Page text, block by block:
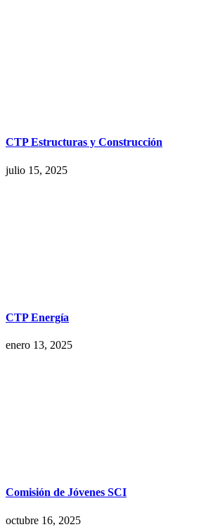
CTP Estructuras y Construcción
julio 15, 2025
CTP Energía
enero 13, 2025
Comisión de Jóvenes SCI
octubre 16, 2025